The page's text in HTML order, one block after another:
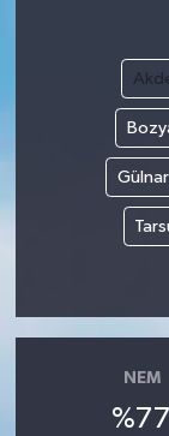
Gülnar
NEM
%77
Siyaset
Spor